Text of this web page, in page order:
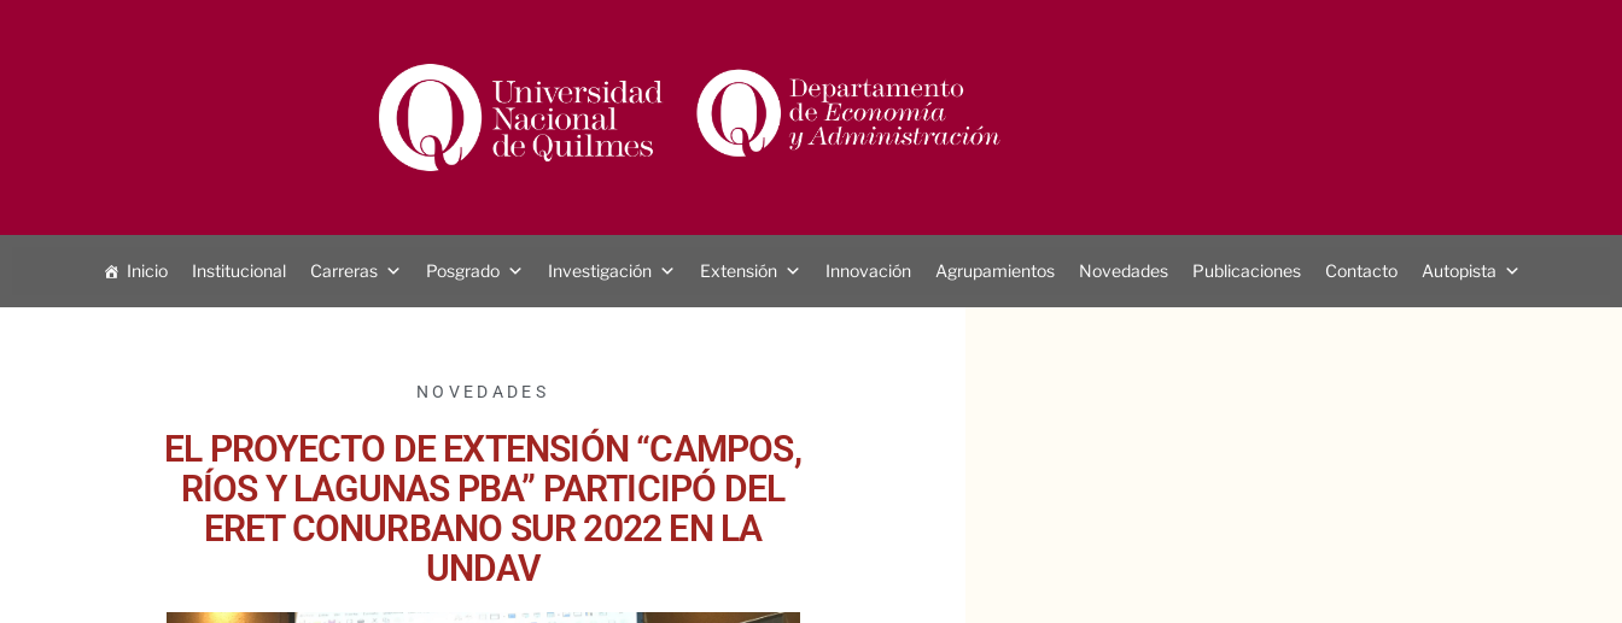
Inicio Institucional Carreras Posgrado Investigación Extensión Innovación Agrupamientos Novedades Publicaciones Contacto Autopista
NOVEDADES
EL PROYECTO DE EXTENSIÓN “CAMPOS,
RÍOS Y LAGUNAS PBA” PARTICIPÓ DEL
ERET CONURBANO SUR 2022 EN LA
UNDAV